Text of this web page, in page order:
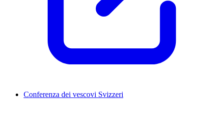
Conferenza dei vescovi Svizzeri